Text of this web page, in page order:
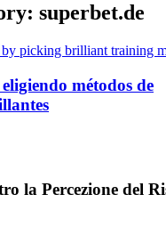
superbet.de
métodos de
la Percezione del